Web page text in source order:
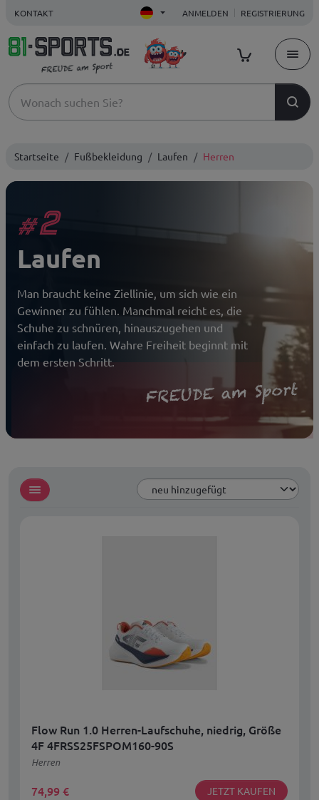
KONTAKT ANMELDEN REGISTRIERUNG
Startseite Fußbekleidung Laufen Herren
# 2
Laufen
Man braucht keine Ziellinie, um sich wie ein
Gewinner zu fühlen. Manchmal reicht es, die
Schuhe zu schnüren, hinauszugehen und
einfach zu laufen. Wahre Freiheit beginnt mit
dem ersten Schritt.
Flow Run 1.0 Herren-Laufschuhe, niedrig, Größe
4F 4FRSS25FSPOM160-90S
Herren
74,99 € JETZT KAUFEN